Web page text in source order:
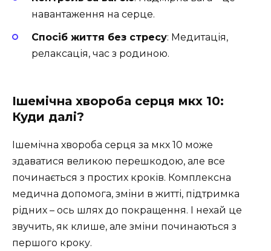
навантаження на серце.
Спосіб життя без стресу: Медитація,
релаксація, час з родиною.
Ішемічна хвороба серця мкх 10:
Куди далі?
Ішемічна хвороба серця за мкх 10 може
здаватися великою перешкодою, але все
починається з простих кроків. Комплексна
медична допомога, зміни в житті, підтримка
рідних – ось шлях до покращення. І нехай це
звучить, як клише, але зміни починаються з
першого кроку.